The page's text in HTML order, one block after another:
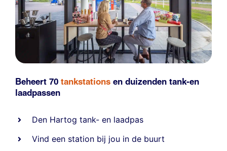
Beheert 70 tankstations en duizenden tank-en
laadpassen
Den Hartog tank- en laadpas
Vind een station bij jou in de buurt